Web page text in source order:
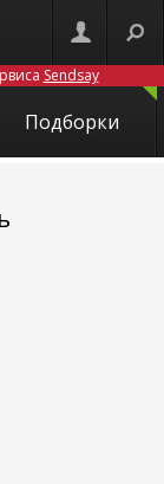
Sendsay
Подборки